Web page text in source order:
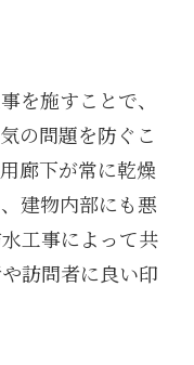
を施すことで、
の問題を防ぐこ
廊下が常に乾燥
建物内部にも悪
工事によって共
訪問者に良い印